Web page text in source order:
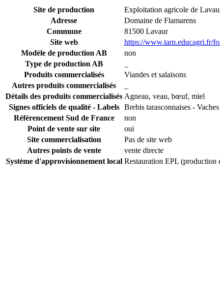
Site de production
Exploitation agricole de
Adresse
Domaine de Flamarens
Commune
81500 Lavaur
Site web
https://www.tarn.educagri.fr/
Modèle de production AB
non
Type de production AB
Produits commercialisés
Viandes et salaisons
Autres produits commercialisés
Détails des produits commercialisés Agneau, veau, bœuf, miel
Signes officiels de qualité - Labels
Brebis tarasconnaises -
Référencement Sud de France
non
Point de vente sur site
oui
Site commercialisation
Pas de site web
Autres points de vente
vente directe
Système d'approvisionnement local Restauration EPL (production